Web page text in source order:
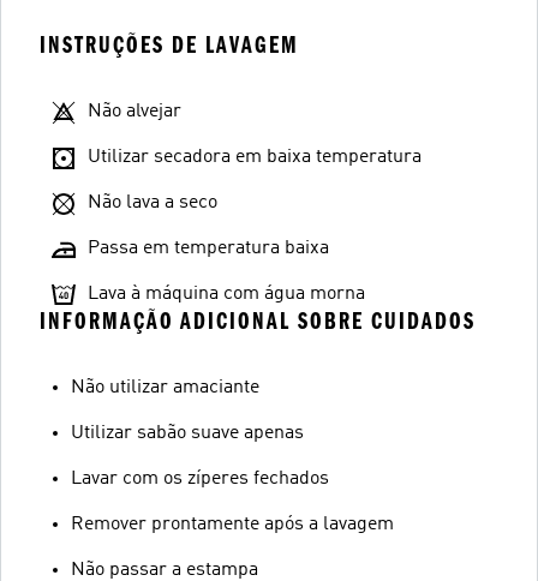
INSTRUÇÕES DE LAVAGEM
Não alvejar
Utilizar secadora em baixa temperatura
Não lava a seco
Passa em temperatura baixa
Lava à máquina com água morna
INFORMAÇÃO ADICIONAL SOBRE CUIDADOS
Não utilizar amaciante
Utilizar sabão suave apenas
Lavar com os zíperes fechados
Remover prontamente após a lavagem
Não passar a estampa